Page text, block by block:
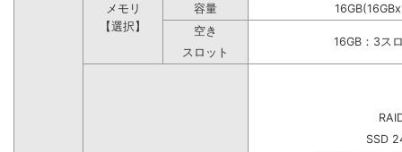
メモリ
【選択】
容量
空き
16GB：3ス
スロット
SSD